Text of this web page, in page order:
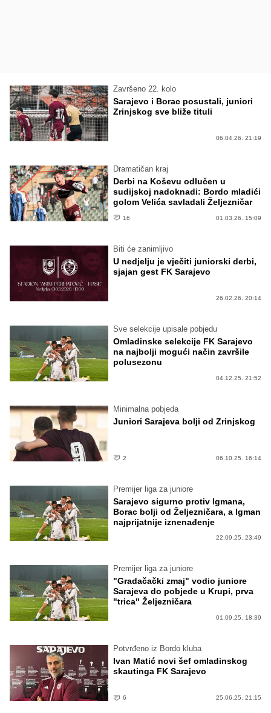
Završeno 22. kolo
Sarajevo i Borac posustali, juniori
Zrinjskog sve bliže tituli
06.04.26. 21:19
Dramatičan kraj
Derbi na Koševu odlučen u
sudijskoj nadoknadi: Bordo mladići
golom Velića savladali Željezničar
16 01.03.26. 15:09
Biti će zanimljivo
U nedjelju je vječiti juniorski derbi,
sjajan gest FK Sarajevo
26.02.26. 20:14
Sve selekcije upisale pobjedu
Omladinske selekcije FK Sarajevo
na najbolji mogući način završile
polusezonu
04.12.25. 21:52
Minimalna pobjeda
Juniori Sarajeva bolji od Zrinjskog
2 06.10.25. 16:14
Premijer liga za juniore
Sarajevo sigurno protiv Igmana,
Borac bolji od Željezničara, a Igman
najprijatnije iznenađenje
22.09.25. 23:49
Premijer liga za juniore
"Gradačački zmaj" vodio juniore
Sarajeva do pobjede u Krupi, prva
"trica" Željezničara
01.09.25. 18:39
Potvrđeno iz Bordo kluba
Ivan Matić novi šef omladinskog
skautinga FK Sarajevo
6 25.06.25. 21:15